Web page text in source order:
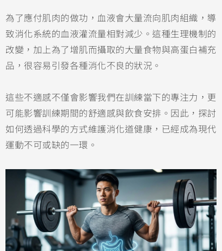
為了應付肌肉的做功，血液會大量流向肌肉組織，導
致消化系統的血液灌流量相對減少。這種生理機制的
改變，加上為了增肌而攝取的大量食物與高蛋白補充
品，很容易引發各種消化不良的狀況。
這些不適感不僅會影響我們在訓練當下的專注力，更
可能影響訓練期間的舒適感與飲食安排。因此，探討
如何透過科學的方式維護消化道健康，已經成為現代
運動不可或缺的一環。